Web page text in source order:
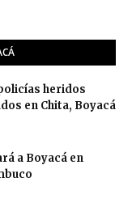
heridos
en Chita, Boyacá
a Boyacá en